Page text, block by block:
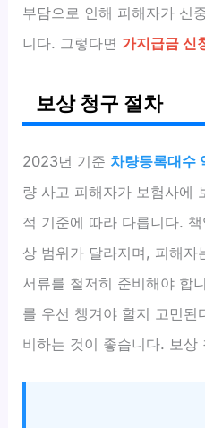
부담으로 인해 피해자가 신
니다. 그렇다면 가지급금 신
보상 청구 절차
2023년 기준 차량등록대수
량 사고 피해자가 보험사에
적 기준에 따라 다릅니다.
상 범위가 달라지며, 피해자
서류를 철저히 준비해야 합
를 우선 챙겨야 할지 고민된
비하는 것이 좋습니다. 보상